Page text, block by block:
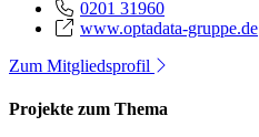
0201 31960
www.optadata-gruppe.de
Zum Mitgliedsprofil
Projekte zum Thema